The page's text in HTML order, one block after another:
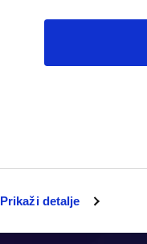
Prikaži detalje